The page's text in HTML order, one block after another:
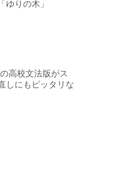
ゆりの木」
高校文法版がス
しにもピッタリな